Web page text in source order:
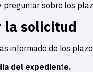
preguntar sobre los
la solicitud
informado de los
del expediente.